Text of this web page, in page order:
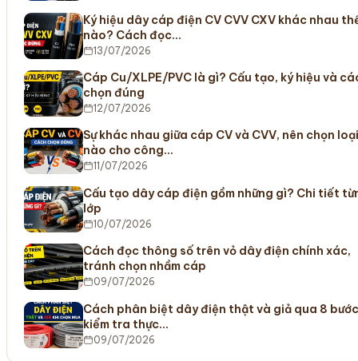
Ký hiệu dây cáp điện CV CVV CXV khác nhau
nào? Cách đọc…
13/07/2026
Cáp Cu/XLPE/PVC là gì? Cấu tạo, ký hiệu và
chọn đúng
12/07/2026
Sự khác nhau giữa cáp CV và CVV, nên chọn loại
nào cho công…
11/07/2026
Cấu tạo dây cáp điện gồm những gì? Chi tiết
lớp
10/07/2026
Cách đọc thông số trên vỏ dây điện chính xác,
tránh chọn nhầm cáp
09/07/2026
Cách phân biệt dây điện thật và giả qua 8 bước
kiểm tra thực…
09/07/2026